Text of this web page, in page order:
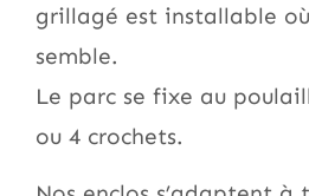
grillagé est installable
semble.
Le parc se fixe au
ou 4 crochets.